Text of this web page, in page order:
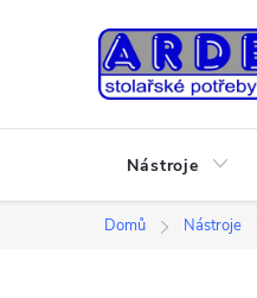
Nástroje
Domů Nástroje